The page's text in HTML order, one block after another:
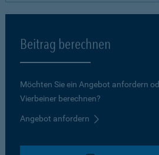
Beitrag berechnen
Möchten Sie ein Angebot anfordern
Vierbeiner berechnen?
Angebot anfordern